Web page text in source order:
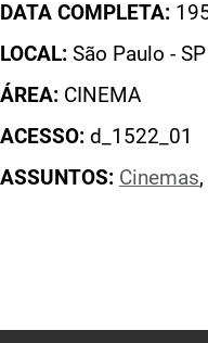
DATA COMPLETA:
LOCAL: São Paulo - SP
ÁREA: CINEMA
ACESSO: d_1522_01
ASSUNTOS: Cinemas,